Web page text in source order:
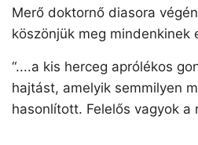
Merő doktornő diasora
köszönjük meg mindenkinek
“....a kis herceg aprólékos
hajtást, amelyik semmilyen
hasonlított. Felelős vagyok a